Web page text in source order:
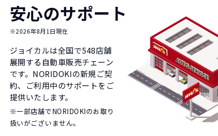
安心のサポート
※2026年8月1日現在
ジョイカルは全国で548店舗
展開する自動車販売チェーン
です。NORIDOKIの新規ご契
約、ご利用中のサポートをご
提供いたします。
※一部店舗でNORIDOKIのお取り
扱いがございません。